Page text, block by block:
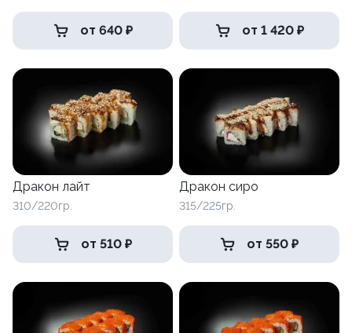
от 640 ₽ от 1 420 ₽
Дракон лайт
310/220гр.
от 510 ₽
Дракон сиро
315/225гр.
от 550 ₽